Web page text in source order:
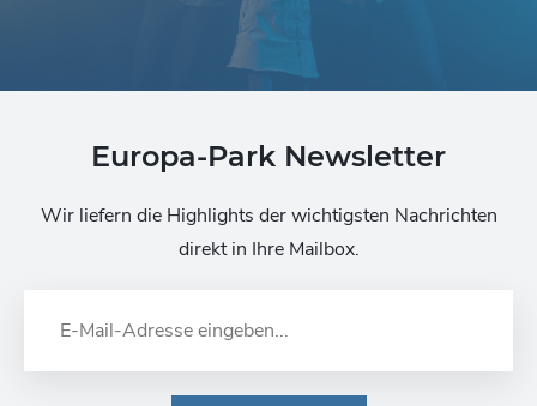
Europa-Park Newsletter
Wir liefern die Highlights der wichtigsten Nachrichten
direkt in Ihre Mailbox.